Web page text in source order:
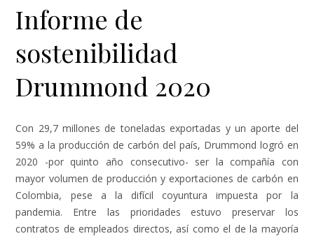
Informe de
sostenibilidad
Drummond 2020
Con 29,7 millones de toneladas exportadas y un aporte del
59% a la producción de carbón del país, Drummond logró en
2020 -por quinto año consecutivo- ser la compañía con
mayor volumen de producción y exportaciones de carbón en
Colombia, pese a la difícil coyuntura impuesta por la
pandemia. Entre las prioridades estuvo preservar los
contratos de empleados directos, así como el de la mayoría